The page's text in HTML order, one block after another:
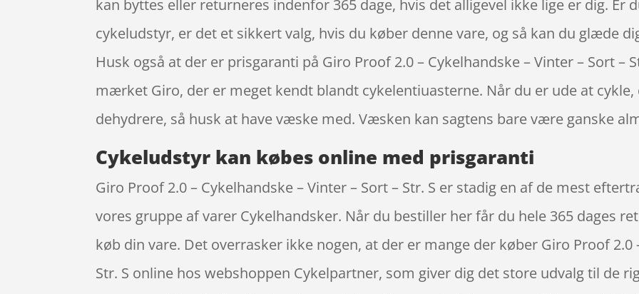
kan byttes eller returneres indenfor 365 dage, hvis det alligevel ikke lige er dig. Er
cykeludstyr, er det et sikkert valg, hvis du køber denne vare, og så kan du glæde
Husk også at der er prisgaranti på Giro Proof 2.0 – Cykelhandske – Vinter – Sort –
mærket Giro, der er meget kendt blandt cykelentiuasterne. Når du er ude at
dehydrere, så husk at have væske med. Væsken kan sagtens bare være ganske
Cykeludstyr kan købes online med prisgaranti
Giro Proof 2.0 – Cykelhandske – Vinter – Sort – Str. S er stadig en af de mest
vores gruppe af varer Cykelhandsker. Når du bestiller her får du hele 365 dages
køb din vare. Det overrasker ikke nogen, at der er mange der køber Giro Proof 2.0
Str. S online hos webshoppen Cykelpartner, som giver dig det store udvalg til de